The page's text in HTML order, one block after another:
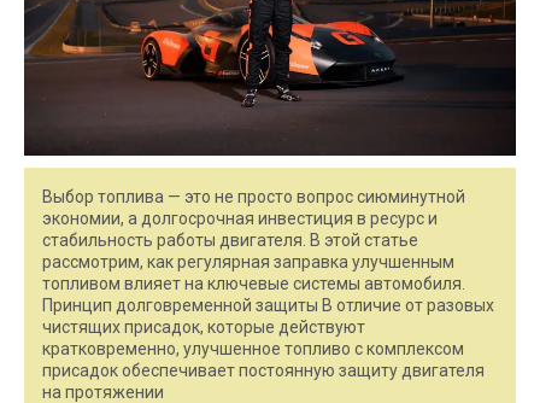
Выбор топлива — это не просто вопрос сиюминутной
экономии, а долгосрочная инвестиция в ресурс и
стабильность работы двигателя. В этой статье
рассмотрим, как регулярная заправка улучшенным
топливом влияет на ключевые системы автомобиля.
Принцип долговременной защиты В отличие от разовых
чистящих присадок, которые действуют
кратковременно, улучшенное топливо с комплексом
присадок обеспечивает постоянную защиту двигателя
на протяжении